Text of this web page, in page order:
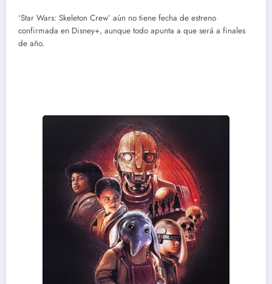
‘Star Wars: Skeleton Crew’ aún no tiene fecha de estreno
confirmada en Disney+, aunque todo apunta a que será a finales
de año.